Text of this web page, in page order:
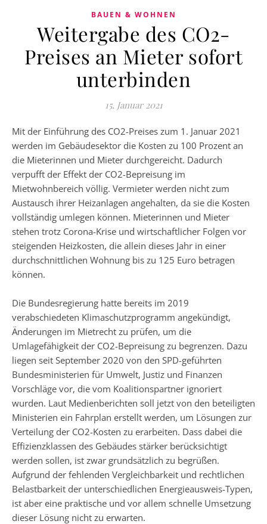
BAUEN & WOHNEN
Weitergabe des CO2-
Preises an Mieter sofort
unterbinden
15. Januar 2021
Mit der Einführung des CO2-Preises zum 1. Januar 2021
werden im Gebäudesektor die Kosten zu 100 Prozent an
die Mieterinnen und Mieter durchgereicht. Dadurch
verpufft der Effekt der CO2-Bepreisung im
Mietwohnbereich völlig. Vermieter werden nicht zum
Austausch ihrer Heizanlagen angehalten, da sie die Kosten
vollständig umlegen können. Mieterinnen und Mieter
stehen trotz Corona-Krise und wirtschaftlicher Folgen vor
steigenden Heizkosten, die allein dieses Jahr in einer
durchschnittlichen Wohnung bis zu 125 Euro betragen
können.
Die Bundesregierung hatte bereits im 2019
verabschiedeten Klimaschutzprogramm angekündigt,
Änderungen im Mietrecht zu prüfen, um die
Umlagefähigkeit der CO2-Bepreisung zu begrenzen. Dazu
liegen seit September 2020 von den SPD-geführten
Bundesministerien für Umwelt, Justiz und Finanzen
Vorschläge vor, die vom Koalitionspartner ignoriert
wurden. Laut Medienberichten soll jetzt von den beteiligten
Ministerien ein Fahrplan erstellt werden, um Lösungen zur
Verteilung der CO2-Kosten zu erarbeiten. Dass dabei die
Effizienzklassen des Gebäudes stärker berücksichtigt
werden sollen, ist zwar grundsätzlich zu begrüßen.
Aufgrund der fehlenden Vergleichbarkeit und rechtlichen
Belastbarkeit der unterschiedlichen Energieausweis-Typen,
ist aber eine praktische und vor allem schnelle Umsetzung
dieser Lösung nicht zu erwarten.